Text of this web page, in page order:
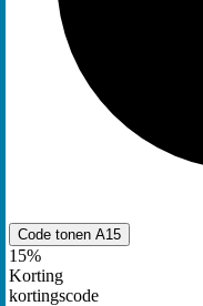
Code tonen A15
15%
Korting
kortingscode